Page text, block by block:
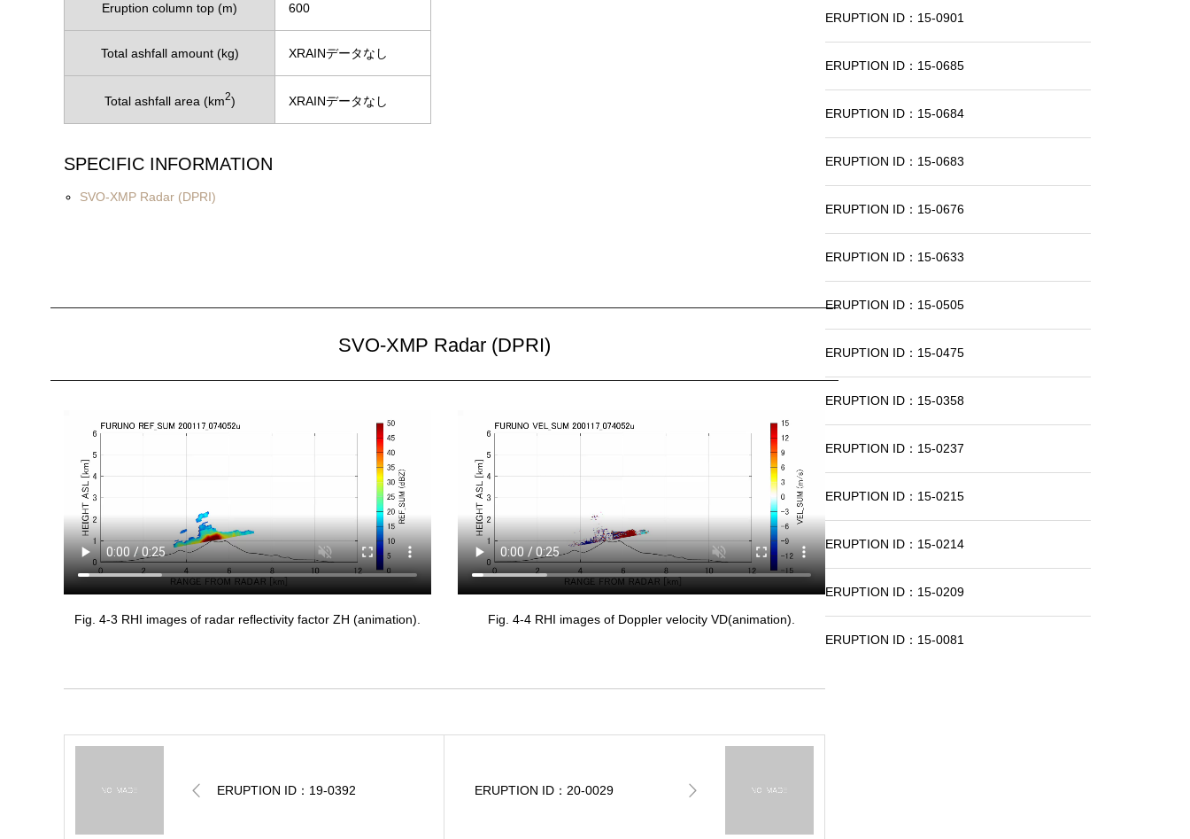
Eruption column top (m) 600
Total ashfall amount (kg) XRAINデータなし
Total ashfall area (km2) XRAINデータなし
SPECIFIC INFORMATION
SVO-XMP Radar (DPRI)
SVO-XMP Radar (DPRI)
Fig. 4-3 RHI images of radar reflectivity factor ZH (animation). Fig. 4-4 RHI images of Doppler velocity VD(animation).
ERUPTION ID：19-0392 ERUPTION ID：20-0029
ERUPTION ID：15-0901
ERUPTION ID：15-0685
ERUPTION ID：15-0684
ERUPTION ID：15-0683
ERUPTION ID：15-0676
ERUPTION ID：15-0633
ERUPTION ID：15-0505
ERUPTION ID：15-0475
ERUPTION ID：15-0358
ERUPTION ID：15-0237
ERUPTION ID：15-0215
ERUPTION ID：15-0214
ERUPTION ID：15-0209
ERUPTION ID：15-0081